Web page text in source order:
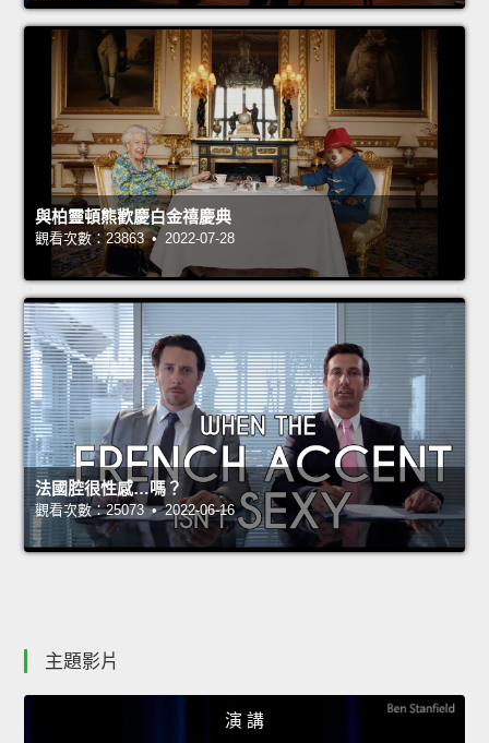
與柏靈頓熊歡慶白金禧慶典
觀看次數：23863 • 2022-07-28
法國腔很性感…嗎？
觀看次數：25073 • 2022-06-16
主題影片
演 講